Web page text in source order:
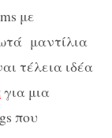
με
μαντίλια
τέλεια ιδέα
για μια
που